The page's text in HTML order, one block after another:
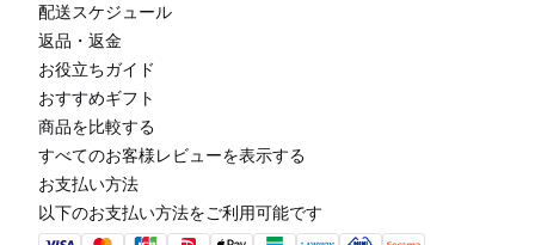
配送スケジュール
返品・返金
お役立ちガイド
おすすめギフト
商品を比較する
すべてのお客様レビューを表示する
お支払い方法
以下のお支払い方法をご利用可能です